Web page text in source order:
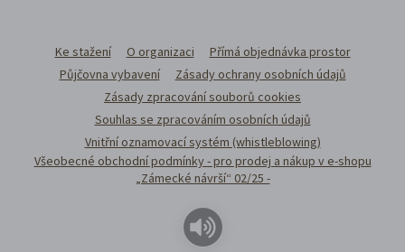
Ke stažení O organizaci
Přímá objednávka prostor
Půjčovna vybavení
Zásady ochrany osobních údajů
Zásady zpracování souborů cookies
Souhlas se zpracováním osobních údajů
Vnitřní oznamovací systém (whistleblowing)
Všeobecné obchodní podmínky - pro prodej a nákup v e-shopu
„Zámecké návrší“ 02/25 -